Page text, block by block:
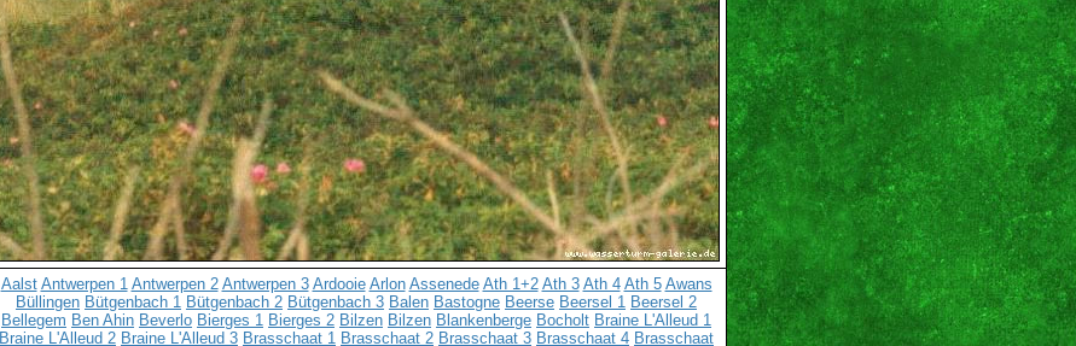
Aalst Antwerpen 1 Antwerpen 2 Antwerpen 3 Ardooie Arlon Assenede Ath 1+2 Ath 3 Ath 4 Ath 5 Awans
Büllingen Bütgenbach 1 Bütgenbach 2 Bütgenbach 3 Balen Bastogne Beerse Beersel 1 Beersel 2
Bellegem Ben Ahin Beverlo Bierges 1 Bierges 2 Bilzen Bilzen Blankenberge Bocholt Braine L'Alleud 1
Braine L'Alleud 2 Braine L'Alleud 3 Brasschaat 1 Brasschaat 2 Brasschaat 3 Brasschaat 4 Brasschaat